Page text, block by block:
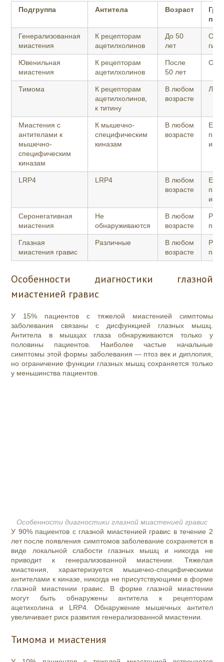
Подгруппа Антитела Возраст
Генерализованная
миастения
К рецепторам
ацетилхолинов
До 50
лет
Ювенильная
миастения
К рецепторам
ацетилхолинов
После
50 лет
Тимома
К рецепторам
ацетилхолинов,
к титину
В любом
возрасте
Миастения с
антителами к
мышечно-
специфическим
киназам
К мышечно-
специфическим
киназам
В любом
возрасте
Есть
LRP4 LRP4
В любом
возрасте
Есть
Серонегативная
миастения
Не
обнаруживаются
В любом
возрасте
Глазная
миастения гравис
Различные
В любом
возрасте
Особенности диагностики глазной
миастенией гравис
У 15% пациентов с тяжелой миастенией симптомы
заболевания связаны с дисфункцией глазных мышц.
Антитела в мышцах глаза обнаруживаются только у
половины пациентов. Наиболее частые начальные
симптомы этой формы заболевания — птоз век и диплопия,
но ограничение функции глазных мышц сохраняется только
у меньшинства пациентов.
Особенности диагностики глазной миастенией гравис
У 90% пациентов с глазной миастенией гравис в течение 2
лет после появления симптомов заболевание сохраняется в
виде локальной слабости глазных мышц и никогда не
приводит к генерализованной миастении. Тяжелая
миастения, характеризуется мышечно-специфическими
антителами к киназе, никогда не присутствующими в форме
глазной миастении гравис. В форме глазной миастении
могут быть обнаружены антитела к рецепторам
ацетихолина и LRP4. Обнаружение мышечных антител
увеличивает риск развития генерализованной миастении.
Тимома и миастения